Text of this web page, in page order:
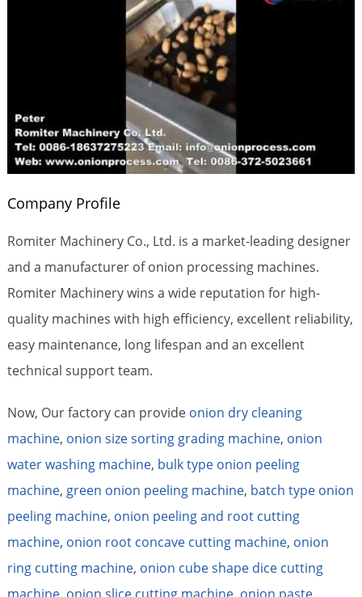
Company Profile
Romiter Machinery Co., Ltd. is a market-leading designer
and a manufacturer of onion processing machines.
Romiter Machinery wins a wide reputation for high-
quality machines with high efficiency, excellent reliability,
easy maintenance, long lifespan and an excellent
technical support team.
Now, Our factory can provide onion dry cleaning
machine, onion size sorting grading machine, onion
water washing machine, bulk type onion peeling
machine, green onion peeling machine, batch type onion
peeling machine, onion peeling and root cutting
machine, onion root concave cutting machine, onion
ring cutting machine, onion cube shape dice cutting